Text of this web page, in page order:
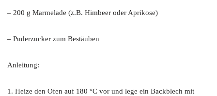
– 200 g Marmelade (z.B. Himbeer oder Aprikose)
– Puderzucker zum Bestäuben
Anleitung:
1. Heize den Ofen auf 180 °C vor und lege ein Backblech mit